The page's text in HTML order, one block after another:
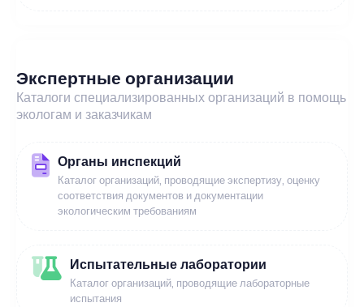
Экспертные организации
Каталоги специализированных организаций в помощь
экологам и заказчикам
Органы инспекций
Каталог организаций, проводящие экспертизу, оценку
соответствия документов и документации
экологическим требованиям
Испытательные лаборатории
Каталог организаций, проводящие лабораторные
испытания